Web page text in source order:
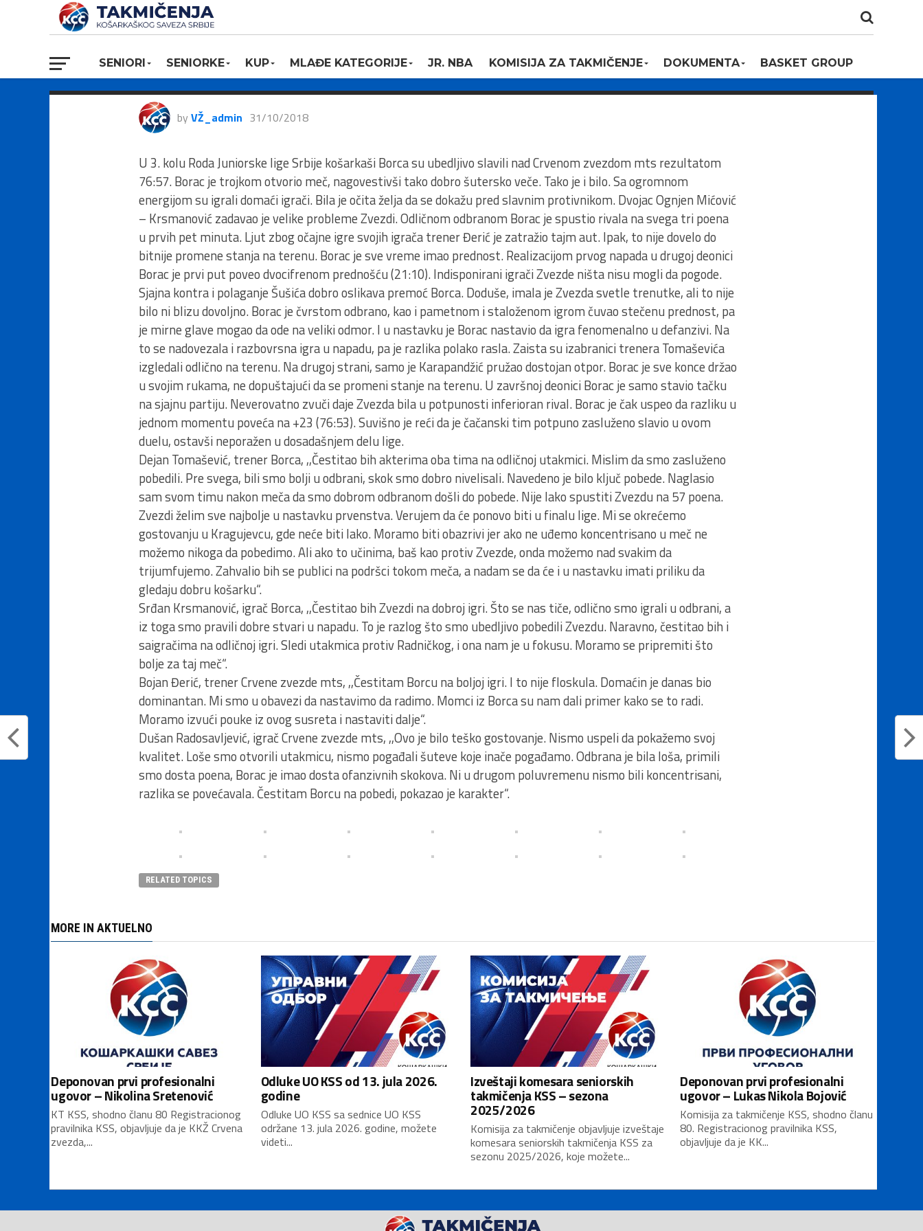
SENIORI SENIORKE KUP MLAĐE KATEGORIJE JR. NBA KOMISIJA ZA TAKMIČENJE DOKUMENTA BASKET GROUP
zvezda mts, 76:57
by VŽ_admin 31/10/2018
U 3. kolu Roda Juniorske lige Srbije košarkaši Borca su ubedljivo slavili nad Crvenom zvezdom mts rezultatom
76:57. Borac je trojkom otvorio meč, nagovestivši tako dobro šutersko veče. Tako je i bilo. Sa ogromnom
energijom su igrali domaći igrači. Bila je očita želja da se dokažu pred slavnim protivnikom. Dvojac Ognjen Mićović
– Krsmanović zadavao je velike probleme Zvezdi. Odličnom odbranom Borac je spustio rivala na svega tri poena
u prvih pet minuta. Ljut zbog očajne igre svojih igrača trener Đerić je zatražio tajm aut. Ipak, to nije dovelo do
bitnije promene stanja na terenu. Borac je sve vreme imao prednost. Realizacijom prvog napada u drugoj deonici
Borac je prvi put poveo dvocifrenom prednošću (21:10). Indisponirani igrači Zvezde ništa nisu mogli da pogode.
Sjajna kontra i polaganje Šušića dobro oslikava premoć Borca. Doduše, imala je Zvezda svetle trenutke, ali to nije
bilo ni blizu dovoljno. Borac je čvrstom odbrano, kao i pametnom i staloženom igrom čuvao stečenu prednost, pa
je mirne glave mogao da ode na veliki odmor. I u nastavku je Borac nastavio da igra fenomenalno u defanzivi. Na
to se nadovezala i razbovrsna igra u napadu, pa je razlika polako rasla. Zaista su izabranici trenera Tomaševića
izgledali odlično na terenu. Na drugoj strani, samo je Karapandžić pružao dostojan otpor. Borac je sve konce držao
u svojim rukama, ne dopuštajući da se promeni stanje na terenu. U završnoj deonici Borac je samo stavio tačku
na sjajnu partiju. Neverovatno zvuči daje Zvezda bila u potpunosti inferioran rival. Borac je čak uspeo da razliku u
jednom momentu poveća na +23 (76:53). Suvišno je reći da je čačanski tim potpuno zasluženo slavio u ovom
duelu, ostavši neporažen u dosadašnjem delu lige.
Dejan Tomašević, trener Borca, ,,Čestitao bih akterima oba tima na odličnoj utakmici. Mislim da smo zasluženo
pobedili. Pre svega, bili smo bolji u odbrani, skok smo dobro nivelisali. Navedeno je bilo ključ pobede. Naglasio
sam svom timu nakon meča da smo dobrom odbranom došli do pobede. Nije lako spustiti Zvezdu na 57 poena.
Zvezdi želim sve najbolje u nastavku prvenstva. Verujem da će ponovo biti u finalu lige. Mi se okrećemo
gostovanju u Kragujevcu, gde neće biti lako. Moramo biti obazrivi jer ako ne uđemo koncentrisano u meč ne
možemo nikoga da pobedimo. Ali ako to učinima, baš kao protiv Zvezde, onda možemo nad svakim da
trijumfujemo. Zahvalio bih se publici na podršci tokom meča, a nadam se da će i u nastavku imati priliku da
gledaju dobru košarku“.
Srđan Krsmanović, igrač Borca, ,,Čestitao bih Zvezdi na dobroj igri. Što se nas tiče, odlično smo igrali u odbrani, a
iz toga smo pravili dobre stvari u napadu. To je razlog što smo ubedljivo pobedili Zvezdu. Naravno, čestitao bih i
saigračima na odličnoj igri. Sledi utakmica protiv Radničkog, i ona nam je u fokusu. Moramo se pripremiti što
bolje za taj meč“.
Bojan Đerić, trener Crvene zvezde mts, ,,Čestitam Borcu na boljoj igri. I to nije floskula. Domaćin je danas bio
dominantan. Mi smo u obavezi da nastavimo da radimo. Momci iz Borca su nam dali primer kako se to radi.
Moramo izvući pouke iz ovog susreta i nastaviti dalje“.
Dušan Radosavljević, igrač Crvene zvezde mts, ,,Ovo je bilo teško gostovanje. Nismo uspeli da pokažemo svoj
kvalitet. Loše smo otvorili utakmicu, nismo pogađali šuteve koje inače pogađamo. Odbrana je bila loša, primili
smo dosta poena, Borac je imao dosta ofanzivnih skokova. Ni u drugom poluvremenu nismo bili koncentrisani,
razlika se povećavala. Čestitam Borcu na pobedi, pokazao je karakter“.
RELATED TOPICS
MORE IN AKTUELNO
Deponovan prvi profesionalni
ugovor – Nikolina Sretenović
KT KSS, shodno članu 80 Registracionog
pravilnika KSS, objavljuje da je KKŽ Crvena
zvezda,...
Odluke UO KSS od 13. jula 2026.
godine
Odluke UO KSS sa sednice UO KSS
održane 13. jula 2026. godine, možete
videti...
Izveštaji komesara seniorskih
takmičenja KSS – sezona
2025/2026
Komisija za takmičenje objavljuje izveštaje
komesara seniorskih takmičenja KSS za
sezonu 2025/2026, koje možete...
Deponovan prvi profesionalni
ugovor – Lukas Nikola Bojović
Komisija za takmičenje KSS, shodno članu
80. Registracionog pravilnika KSS,
objavljuje da je KK...